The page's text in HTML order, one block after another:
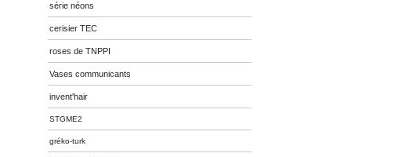
série néons
cerisier TEC
roses de TNPPI
Vases communicants
invent'hair
STGME2
gréko-turk